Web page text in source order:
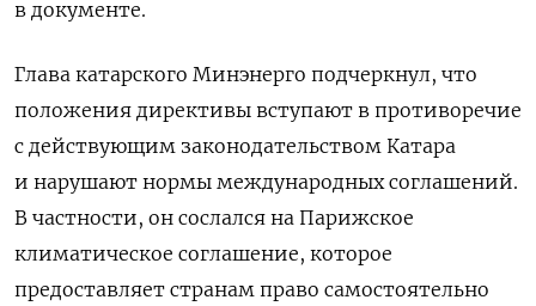
в документе.
Глава катарского Минэнерго подчеркнул, что
положения директивы вступают в противоречие
с действующим законодательством Катара
и нарушают нормы международных соглашений.
В частности, он сослался на Парижское
климатическое соглашение, которое
предоставляет странам право самостоятельно